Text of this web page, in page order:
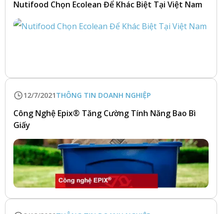
Nutifood Chọn Ecolean Để Khác Biệt Tại Việt Nam
12/7/2021THÔNG TIN DOANH NGHIỆP
Công Nghệ Epix® Tăng Cường Tính Năng Bao Bì
Giấy